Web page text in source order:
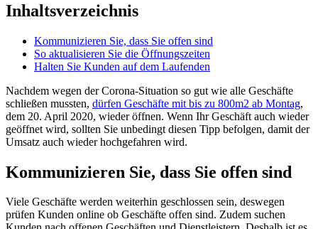
Inhaltsverzeichnis
Kommunizieren Sie, dass Sie offen sind
So aktualisieren Sie die Öffnungszeiten
Halten Sie Kunden auf dem Laufenden
Nachdem wegen der Corona-Situation so gut wie alle Geschäfte
schließen mussten, dürfen Geschäfte mit bis zu 800m2 ab Montag,
dem 20. April 2020, wieder öffnen. Wenn Ihr Geschäft auch wieder
geöffnet wird, sollten Sie unbedingt diesen Tipp befolgen, damit der
Umsatz auch wieder hochgefahren wird.
Kommunizieren Sie, dass Sie offen sind
Viele Geschäfte werden weiterhin geschlossen sein, deswegen
prüfen Kunden online ob Geschäfte offen sind. Zudem suchen